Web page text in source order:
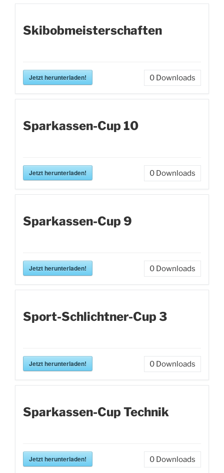
Skibobmeisterschaften
Jetzt herunterladen! 0 Downloads
Sparkassen-Cup 10
Jetzt herunterladen! 0 Downloads
Sparkassen-Cup 9
Jetzt herunterladen! 0 Downloads
Sport-Schlichtner-Cup 3
Jetzt herunterladen! 0 Downloads
Sparkassen-Cup Technik
Jetzt herunterladen! 0 Downloads